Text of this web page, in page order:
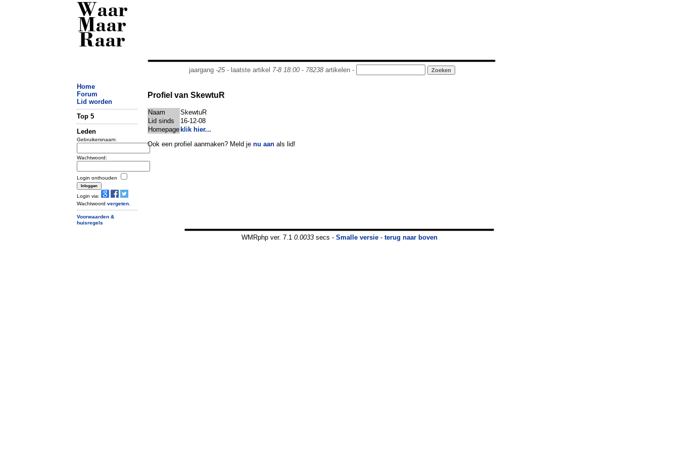
Waar
Maar
Raar
jaargang -25- laatste artikel 7-8 18:00- 78238artikelen -
Home
Forum
Lid worden
Top 5
Leden
Gebruikersnaam:
Wachtwoord:
Login onthouden
Login via:
Wachtwoord vergeten
Voorwaarden &
huisregels
Profiel van SkewtuR
Naam
SkewtuR
Lid sinds
16-12-08
Homepage klik hier...
Ook een profiel aanmaken? Meld je nu aan als lid!
WMRphp ver. 7.1 0.0033 secs - Smalle versie - terug naar boven